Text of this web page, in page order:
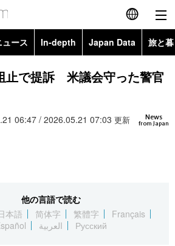
English
简体字
Русский
ュース In-depth Japan Data 旅と
Topics
止で提訴 米議会守った警官
News
from Japan
06:47 / 2026.05.21 07:03 更新
他の言語で読む
本語 简体字 繁體字
Français
العربية Русский